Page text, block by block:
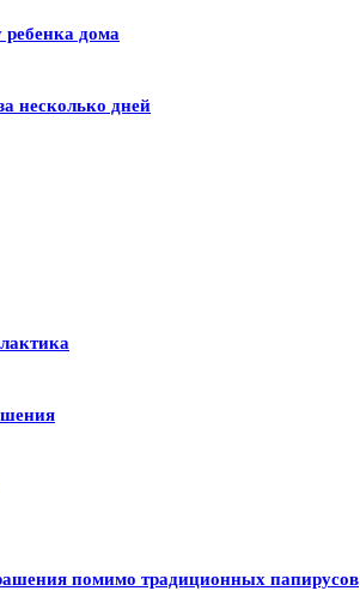
ребенка дома
несколько дней
помимо традиционных папирусов